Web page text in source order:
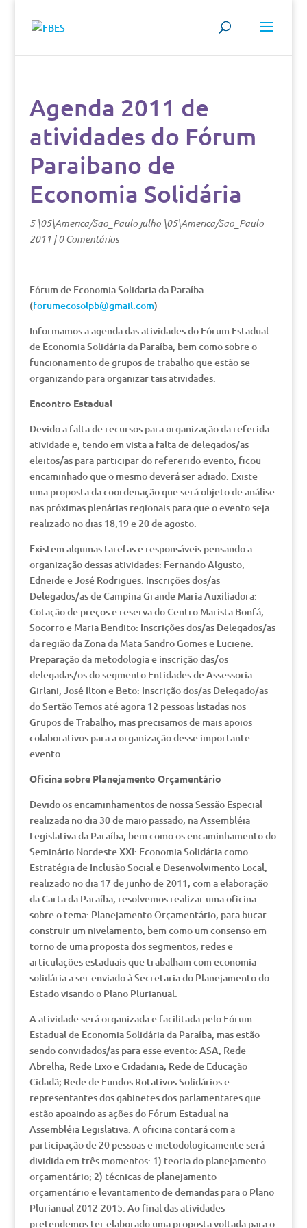
Agenda 2011 de
atividades do Fórum
Paraibano de
Economia Solidária
5 \05\America/Sao_Paulo julho \05\America/Sao_Paulo
2011|0 Comentários
Fórum de Economia Solidaria da Paraíba
(forumecosolpb@gmail.com)
Informamos a agenda das atividades do Fórum Estadual
de Economia Solidária da Paraíba, bem como sobre o
funcionamento de grupos de trabalho que estão se
organizando para organizar tais atividades.
Encontro Estadual
Devido a falta de recursos para organização da referida
atividade e, tendo em vista a falta de delegados/as
eleitos/as para participar do refererido evento, ficou
encaminhado que o mesmo deverá ser adiado. Existe
uma proposta da coordenação que será objeto de análise
nas próximas plenárias regionais para que o evento seja
realizado no dias 18,19 e 20 de agosto.
Existem algumas tarefas e responsáveis pensando a
organização dessas atividades: Fernando Algusto,
Edneide e José Rodrigues: Inscrições dos/as
Delegados/as de Campina Grande Maria Auxiliadora:
Cotação de preços e reserva do Centro Marista Bonfá,
Socorro e Maria Bendito: Inscrições dos/as Delegados/as
da região da Zona da Mata Sandro Gomes e Luciene:
Preparação da metodologia e inscrição das/os
delegadas/os do segmento Entidades de Assessoria
Girlani, José Ilton e Beto: Inscrição dos/as Delegado/as
do Sertão Temos até agora 12 pessoas listadas nos
Grupos de Trabalho, mas precisamos de mais apoios
colaborativos para a organização desse importante
evento.
Oficina sobre Planejamento Orçamentário
Devido os encaminhamentos de nossa Sessão Especial
realizada no dia 30 de maio passado, na Assembléia
Legislativa da Paraíba, bem como os encaminhamento do
Seminário Nordeste XXI: Economia Solidária como
Estratégia de Inclusão Social e Desenvolvimento Local,
realizado no dia 17 de junho de 2011, com a elaboração
da Carta da Paraíba, resolvemos realizar uma oficina
sobre o tema: Planejamento Orçamentário, para bucar
construir um nivelamento, bem como um consenso em
torno de uma proposta dos segmentos, redes e
articulações estaduais que trabalham com economia
solidária a ser enviado à Secretaria do Planejamento do
Estado visando o Plano Plurianual.
A atividade será organizada e facilitada pelo Fórum
Estadual de Economia Solidária da Paraíba, mas estão
sendo convidados/as para esse evento: ASA, Rede
Abrelha; Rede Lixo e Cidadania; Rede de Educação
Cidadã; Rede de Fundos Rotativos Solidários e
representantes dos gabinetes dos parlamentares que
estão apoaindo as ações do Fórum Estadual na
Assembléia Legislativa. A oficina contará com a
participação de 20 pessoas e metodologicamente será
dividida em três momentos: 1) teoria do planejamento
orçamentário; 2) técnicas de planejamento
orçamentário e levantamento de demandas para o Plano
Plurianual 2012-2015. Ao final das atividades
pretendemos ter elaborado uma proposta voltada para o